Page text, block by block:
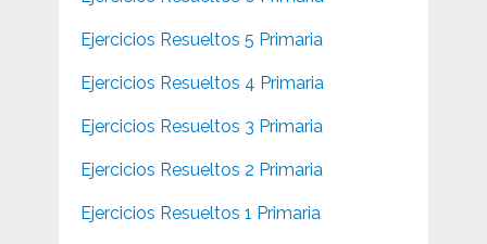
Ejercicios Resueltos 5 Primaria
Ejercicios Resueltos 4 Primaria
Ejercicios Resueltos 3 Primaria
Ejercicios Resueltos 2 Primaria
Ejercicios Resueltos 1 Primaria